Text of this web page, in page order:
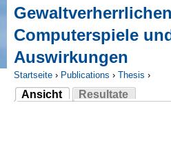
Computerspiele
Auswirkungen
Sie sind hier
Startseite › Publications › Thesis ›
Ansicht
(aktiver Reiter)
Resultate